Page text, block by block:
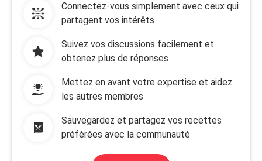
Connectez-vous simplement avec ceux qui
partagent vos intérêts
Suivez vos discussions facilement et
obtenez plus de réponses
Mettez en avant votre expertise et aidez
les autres membres
Sauvegardez et partagez vos recettes
préférées avec la communauté